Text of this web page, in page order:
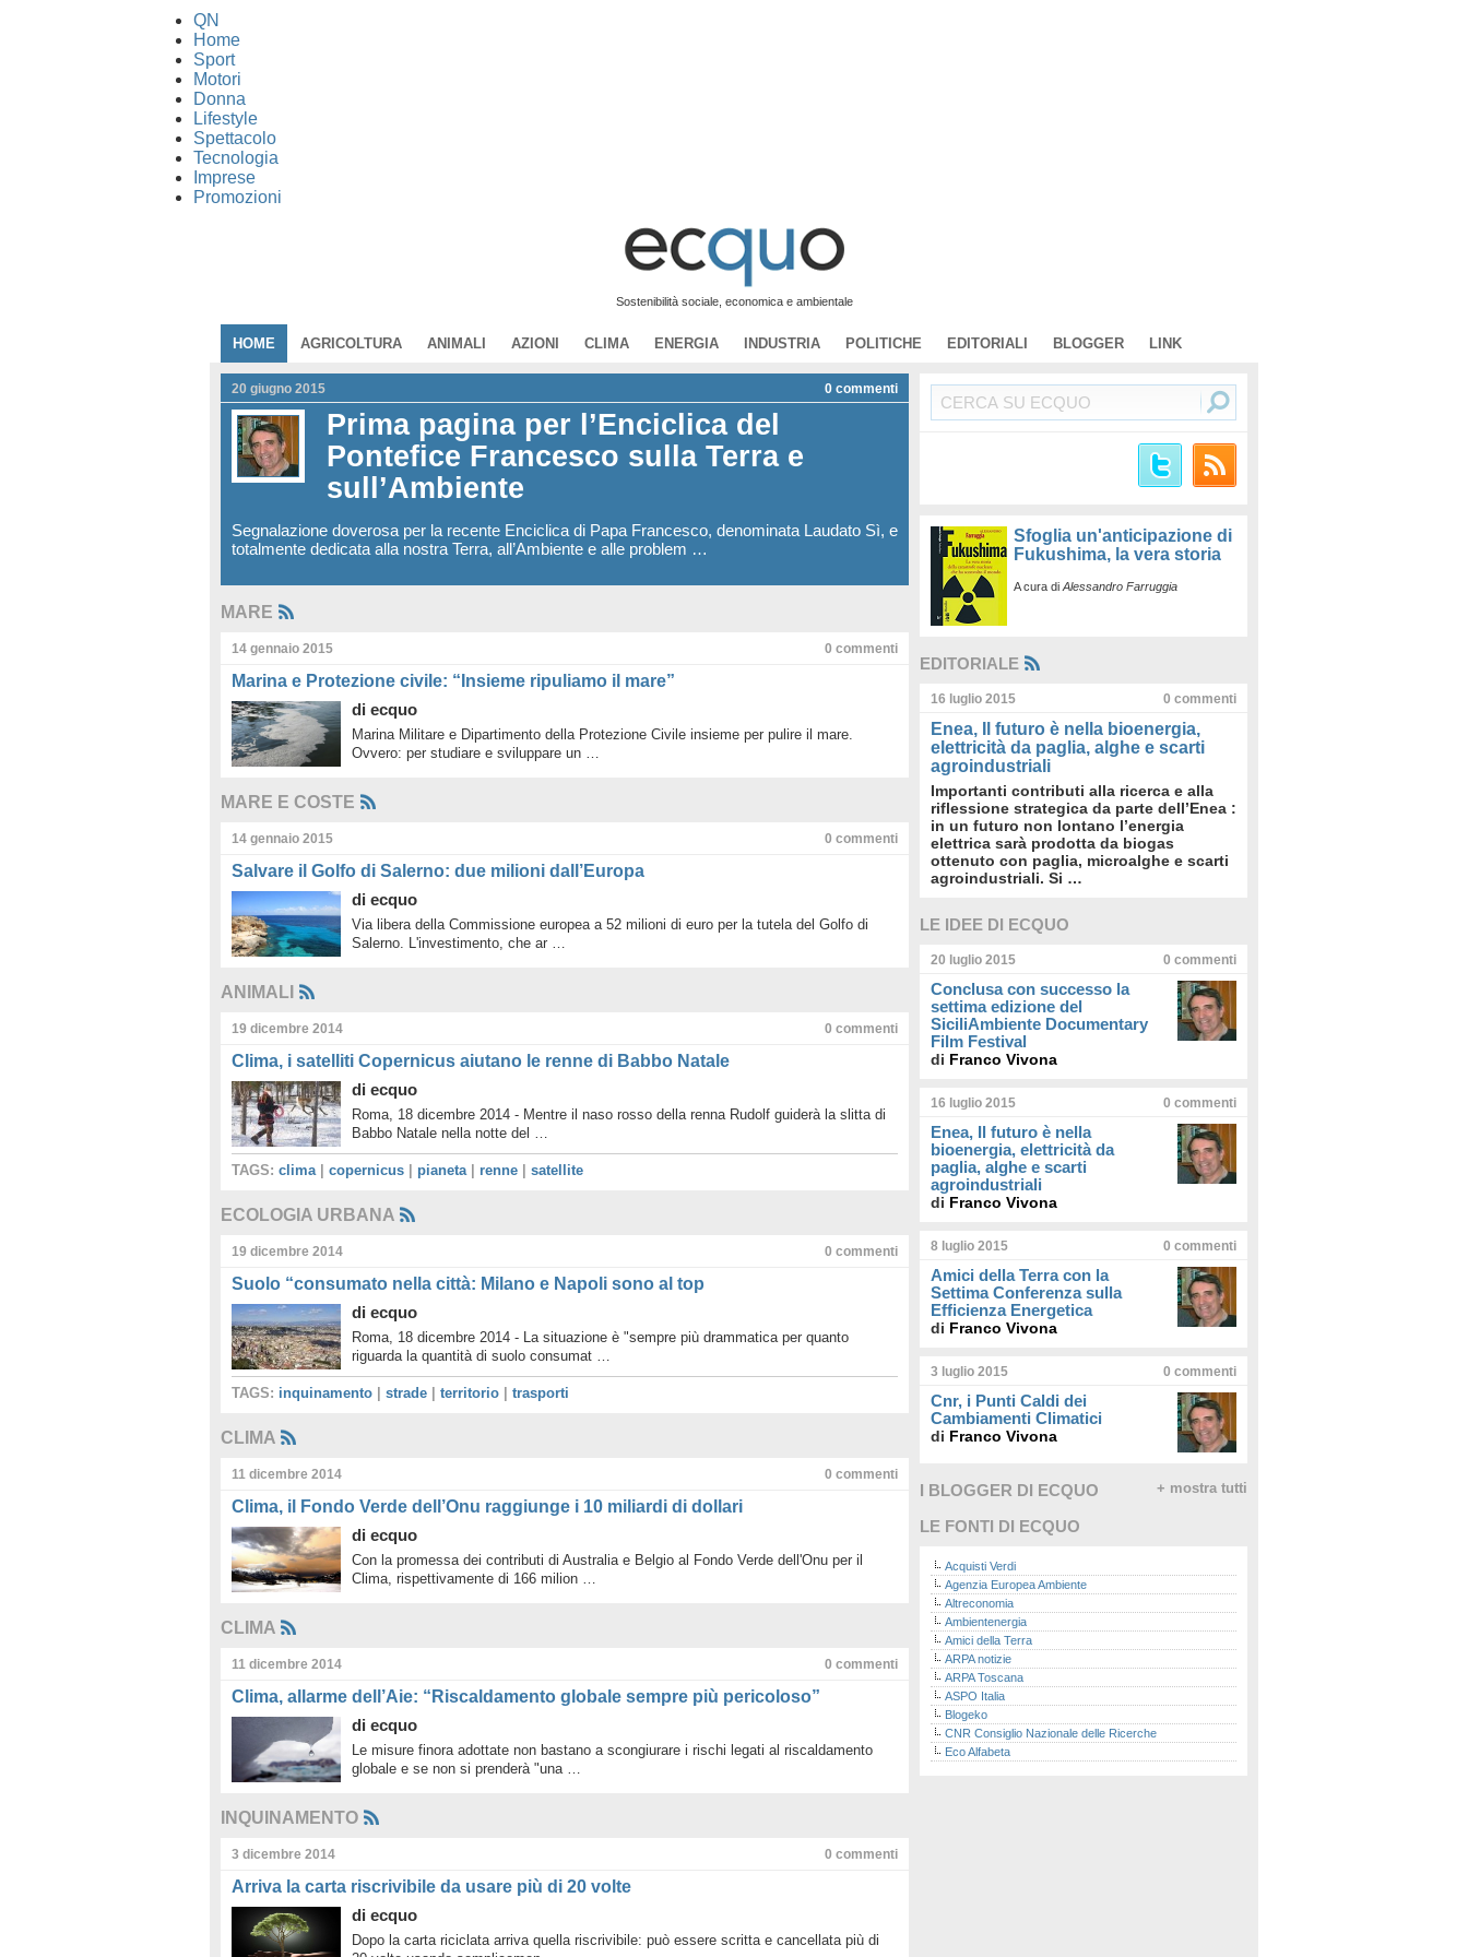
QN
Home
Sport
Motori
Donna
Lifestyle
Spettacolo
Tecnologia
Imprese
Promozioni
Sostenibilità sociale, economica e ambientale
HOME AGRICOLTURA ANIMALI AZIONI CLIMA ENERGIA INDUSTRIA POLITICHE EDITORIALI BLOGGER LINK
20 giugno 2015 0 commenti
Prima pagina per l’Enciclica del
Pontefice Francesco sulla Terra e
sull’Ambiente
Segnalazione doverosa per la recente Enciclica di Papa Francesco, denominata Laudato Sì, e
totalmente dedicata alla nostra Terra, all’Ambiente e alle problem …
MARE
14 gennaio 2015 0 commenti
Marina e Protezione civile: “Insieme ripuliamo il mare”
di ecquo
Marina Militare e Dipartimento della Protezione Civile insieme per pulire il mare.
Ovvero: per studiare e sviluppare un …
MARE E COSTE
14 gennaio 2015 0 commenti
Salvare il Golfo di Salerno: due milioni dall’Europa
di ecquo
Via libera della Commissione europea a 52 milioni di euro per la tutela del Golfo di
Salerno. L'investimento, che ar …
ANIMALI
19 dicembre 2014 0 commenti
Clima, i satelliti Copernicus aiutano le renne di Babbo Natale
di ecquo
Roma, 18 dicembre 2014 - Mentre il naso rosso della renna Rudolf guiderà la slitta di
Babbo Natale nella notte del …
TAGS: clima| copernicus pianeta| renne satellite
ECOLOGIA URBANA
19 dicembre 2014 0 commenti
Suolo “consumato nella città: Milano e Napoli sono al top
di ecquo
Roma, 18 dicembre 2014 - La situazione è "sempre più drammatica per quanto
riguarda la quantità di suolo consumat …
TAGS: inquinamento strade territorio trasporti
CLIMA
11 dicembre 2014 0 commenti
Clima, il Fondo Verde dell’Onu raggiunge i 10 miliardi di dollari
di ecquo
Con la promessa dei contributi di Australia e Belgio al Fondo Verde dell'Onu per il
Clima, rispettivamente di 166 milion …
CLIMA
11 dicembre 2014 0 commenti
Clima, allarme dell’Aie: “Riscaldamento globale sempre più pericoloso”
di ecquo
Le misure finora adottate non bastano a scongiurare i rischi legati al riscaldamento
globale e se non si prenderà "una …
INQUINAMENTO
3 dicembre 2014 0 commenti
Arriva la carta riscrivibile da usare più di 20 volte
di ecquo
Dopo la carta riciclata arriva quella riscrivibile: può essere scritta e cancellata più di
Sfoglia un'anticipazione di
Fukushima, la vera storia
A cura di Alessandro Farruggia
EDITORIALE
16 luglio 2015 0 commenti
Enea, Il futuro è nella bioenergia,
elettricità da paglia, alghe e scarti
agroindustriali
Importanti contributi alla ricerca e alla
riflessione strategica da parte dell’Enea :
in un futuro non lontano l’energia
elettrica sarà prodotta da biogas
ottenuto con paglia, microalghe e scarti
agroindustriali. Si …
LE IDEE DI ECQUO
20 luglio 2015 0 commenti
Conclusa con successo la
settima edizione del
SiciliAmbiente Documentary
Film Festival
di Franco Vivona
16 luglio 2015 0 commenti
Enea, Il futuro è nella
bioenergia, elettricità da
paglia, alghe e scarti
agroindustriali
di Franco Vivona
8 luglio 2015 0 commenti
Amici della Terra con la
Settima Conferenza sulla
Efficienza Energetica
di Franco Vivona
3 luglio 2015 0 commenti
Cnr, i Punti Caldi dei
Cambiamenti Climatici
di Franco Vivona
I BLOGGER DI ECQUO + mostra tutti
LE FONTI DI ECQUO
Acquisti Verdi
Agenzia Europea Ambiente
Altreconomia
Ambientenergia
Amici della Terra
ARPA notizie
ARPA Toscana
ASPO Italia
Blogeko
CNR Consiglio Nazionale delle Ricerche
Eco Alfabeta